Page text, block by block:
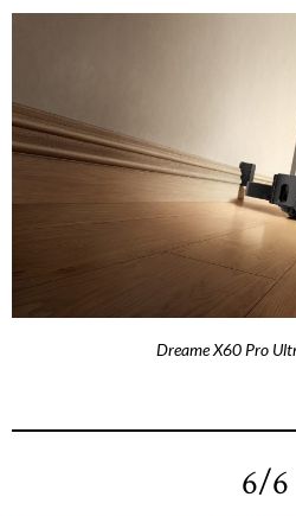
Dreame X60 Pro
6/6